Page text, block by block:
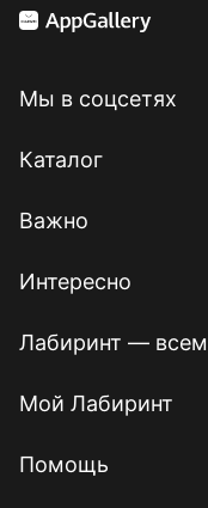
Мы в соцсетях
Каталог
Важно
Интересно
Лабиринт — всем
Мой Лабиринт
Помощь